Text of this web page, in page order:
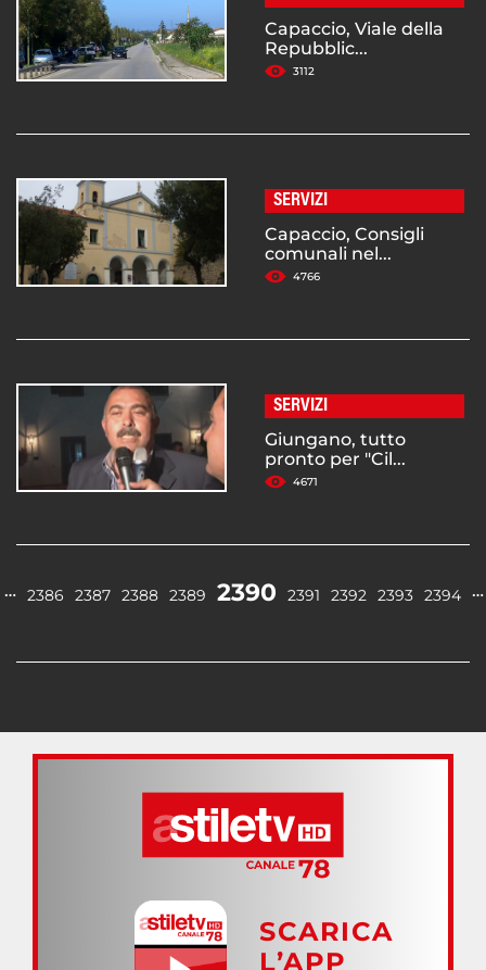
Capaccio, Viale della
Repubblic...
3112
SERVIZI
Capaccio, Consigli
comunali nel...
4766
SERVIZI
Giungano, tutto
pronto per "Cil...
4671
… 2386 2387 2388 2389 2390 2391 2392 2393 2394 …
SCARICA
L’APP